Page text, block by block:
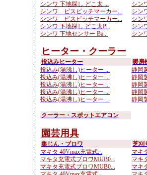
シンワ 下地探し どこ太 ...
シンワ ビスピッチマーカー...
シンワ ビスピッチマーカー...
シンワ 下地探し どこ太P...
シンワ 下地センサー Ba...
シン
シン
シン
シン
シン
ヒーター・クーラー
投込みヒーター
投込み(湯沸し)ヒーター ...
投込み(湯沸し)ヒーター ...
投込み(湯沸し)ヒーター ...
投込み(湯沸し)ヒーター ...
投込み(湯沸し)ヒーター ...
暖房
静岡
静岡
静岡
静岡
静岡
クーラー・スポットエアコン
園芸用具
集じん・ブロワ
マキタ 40Vmax充電式...
マキタ充電式ブロワMUB0...
マキタ充電式ブロワMUB0...
芝刈
マキ
マキ
マキ